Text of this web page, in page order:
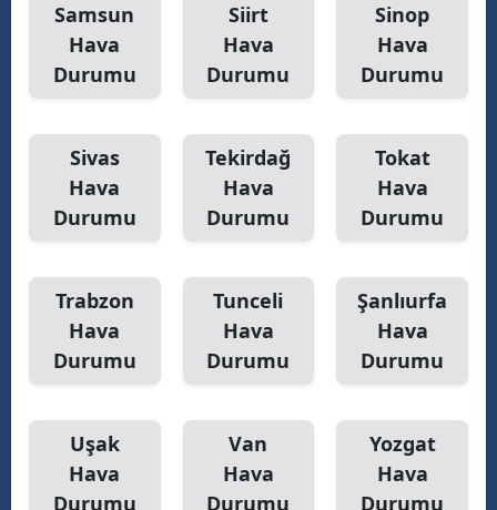
Samsun
Hava
Durumu
Siirt
Hava
Durumu
Sinop
Hava
Durumu
Sivas
Hava
Durumu
Tekirdağ
Hava
Durumu
Tokat
Hava
Durumu
Trabzon
Hava
Durumu
Tunceli
Hava
Durumu
Şanlıurfa
Hava
Durumu
Uşak
Hava
Durumu
Van
Hava
Durumu
Yozgat
Hava
Durumu